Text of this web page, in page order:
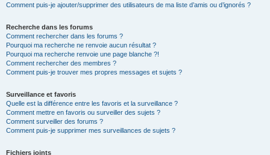
Comment puis-je ajouter/supprimer des utilisateurs de ma liste d’amis ou d’ignorés ?
Recherche dans les forums
Comment rechercher dans les forums ?
Pourquoi ma recherche ne renvoie aucun résultat ?
Pourquoi ma recherche renvoie une page blanche ?!
Comment rechercher des membres ?
Comment puis-je trouver mes propres messages et sujets ?
Surveillance et favoris
Quelle est la différence entre les favoris et la surveillance ?
Comment mettre en favoris ou surveiller des sujets ?
Comment surveiller des forums ?
Comment puis-je supprimer mes surveillances de sujets ?
Fichiers joints